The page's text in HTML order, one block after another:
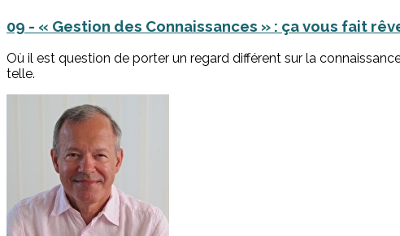
09 - « Gestion des Connaissances » : ça vous fait
Où il est question de porter un regard différent sur la
telle.